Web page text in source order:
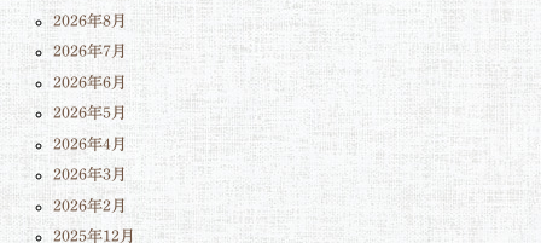
2026年8月
2026年7月
2026年6月
2026年5月
2026年4月
2026年3月
2026年2月
2025年12月